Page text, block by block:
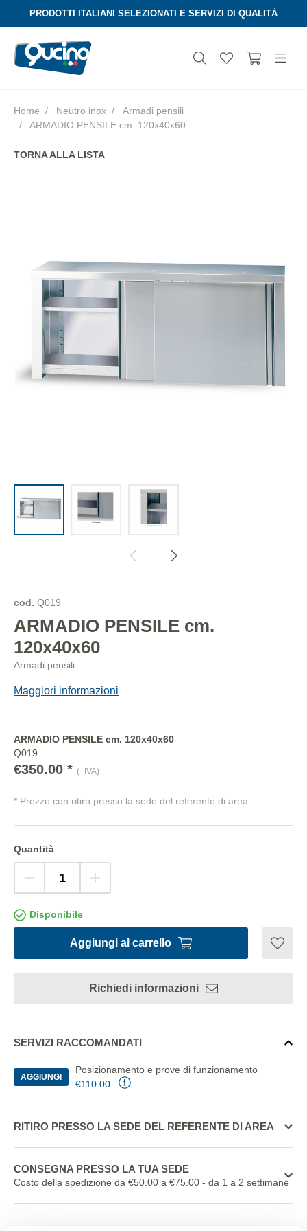
Aura
PRODOTTI ITALIANI SELEZIONATI E SERVIZI DI QUALITÀ
Home Neutro inox
Armadi pensili
ARMADIO PENSILE cm. 120x40x60
TORNA ALLA LISTA
cod. Q019
ARMADIO PENSILE cm.
120x40x60
Armadi pensili
Maggiori informazioni
ARMADIO PENSILE cm. 120x40x60
Q019
€350.00 * (+IVA)
* Prezzo con ritiro presso la sede del referente di area
Quantità
Disponibile
Aggiungi al carrello
Richiedi informazioni
SERVIZI RACCOMANDATI
AGGIUNGI
Posizionamento e prove di funzionamento
€110.00
RITIRO PRESSO LA SEDE DEL REFERENTE DI AREA
CONSEGNA PRESSO LA TUA SEDE
Costo della spedizione da €50.00 a €75.00 - da 1 a 2 settimane